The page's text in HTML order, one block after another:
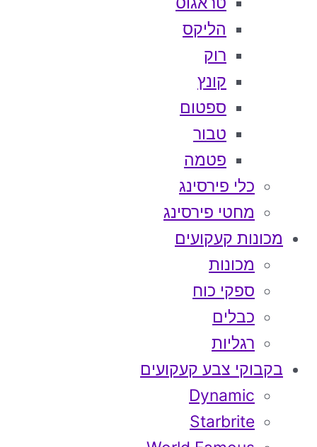
הליקס
רוק
קונץ
ספטום
טבור
פטמה
כלי פירסינג
מחטי פירסינג
מכונות קעקועים
מכונות
ספקי כוח
כבלים
רגליות
בקבוקי צבע קעקועים
Dynamic
Starbrite